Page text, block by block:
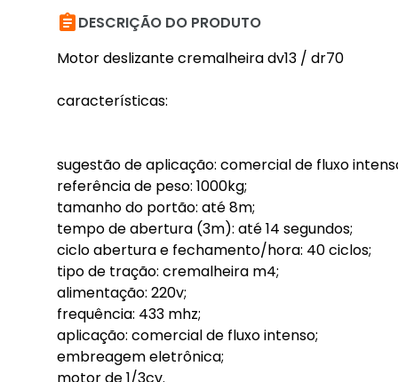
DESCRIÇÃO DO PRODUTO
Motor deslizante cremalheira dv13 / dr70
características:
sugestão de aplicação: comercial de fluxo
referência de peso: 1000kg;
tamanho do portão: até 8m;
tempo de abertura (3m): até 14 segundos;
ciclo abertura e fechamento/hora: 40 ciclos;
tipo de tração: cremalheira m4;
alimentação: 220v;
frequência: 433 mhz;
aplicação: comercial de fluxo intenso;
embreagem eletrônica;